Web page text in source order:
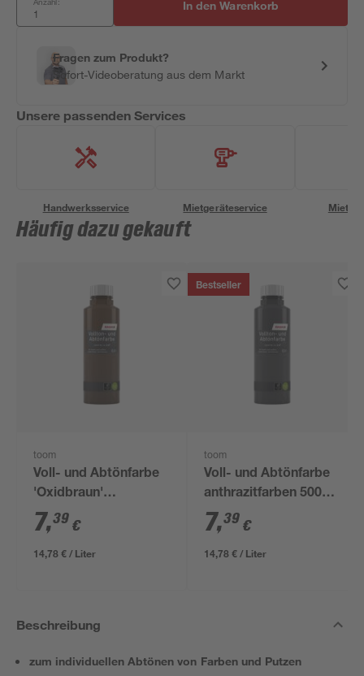
In den Warenkorb
Fragen zum Produkt?
Sofort-Videoberatung aus dem Markt
Unsere passenden Services
Handwerksservice Mietgeräteservice
Häufig dazu gekauft
toom
Voll- und Abtönfarbe
'Oxidbraun'
dunkelbraun 500 ml
7,39 €
14,78 € / Liter
Bestseller
toom
Voll- und Abtönfarbe
anthrazitfarben 500
ml
7,39 €
14,78 € / Liter
Beschreibung
zum individuellen Abtönen von Farben und Putzen